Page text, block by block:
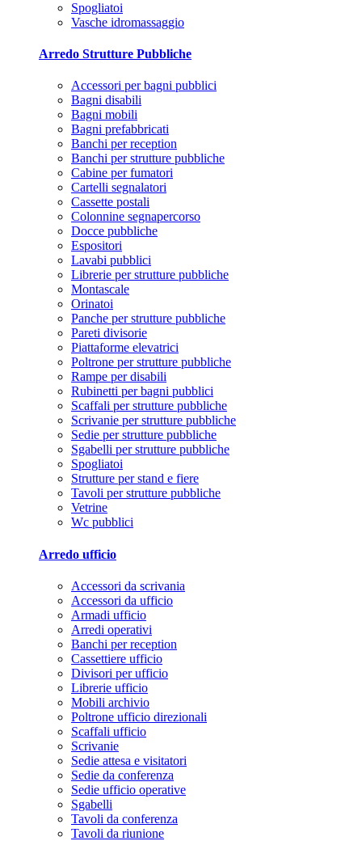
Spogliatoi
Vasche idromassaggio
Arredo Strutture Pubbliche
Accessori per bagni pubblici
Bagni disabili
Bagni mobili
Bagni prefabbricati
Banchi per reception
Banchi per strutture pubbliche
Cabine per fumatori
Cartelli segnalatori
Cassette postali
Colonnine segnapercorso
Docce pubbliche
Espositori
Lavabi pubblici
Librerie per strutture pubbliche
Montascale
Orinatoi
Panche per strutture pubbliche
Pareti divisorie
Piattaforme elevatrici
Poltrone per strutture pubbliche
Rampe per disabili
Rubinetti per bagni pubblici
Scaffali per strutture pubbliche
Scrivanie per strutture pubbliche
Sedie per strutture pubbliche
Sgabelli per strutture pubbliche
Spogliatoi
Strutture per stand e fiere
Tavoli per strutture pubbliche
Vetrine
Wc pubblici
Arredo ufficio
Accessori da scrivania
Accessori da ufficio
Armadi ufficio
Arredi operativi
Banchi per reception
Cassettiere ufficio
Divisori per ufficio
Librerie ufficio
Mobili archivio
Poltrone ufficio direzionali
Scaffali ufficio
Scrivanie
Sedie attesa e visitatori
Sedie da conferenza
Sedie ufficio operative
Sgabelli
Tavoli da conferenza
Tavoli da riunione